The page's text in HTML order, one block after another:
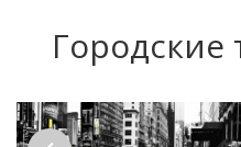
Городские